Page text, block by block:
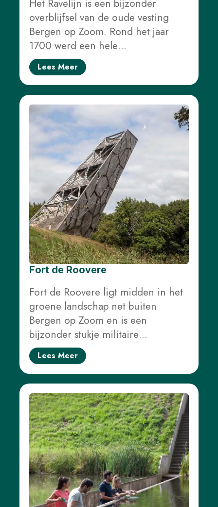
Het Ravelijn is een bijzonder
overblijfsel van de oude vesting
Bergen op Zoom. Rond het jaar
1700 werd een hele…
Lees Meer
Fort de Roovere
Fort de Roovere ligt midden in het
groene landschap net buiten
Bergen op Zoom en is een
bijzonder stukje militaire…
Lees Meer